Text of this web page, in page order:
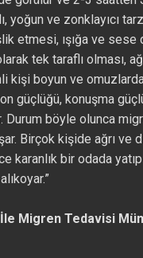
yoğun ve zonklayıcı
etmesi, ışığa ve sese
tek taraflı olması,
kişi boyun ve
güçlüğü, konuşma
Durum böyle olunca
Birçok kişide ağrı
karanlık bir odada
Migren Tedavisi